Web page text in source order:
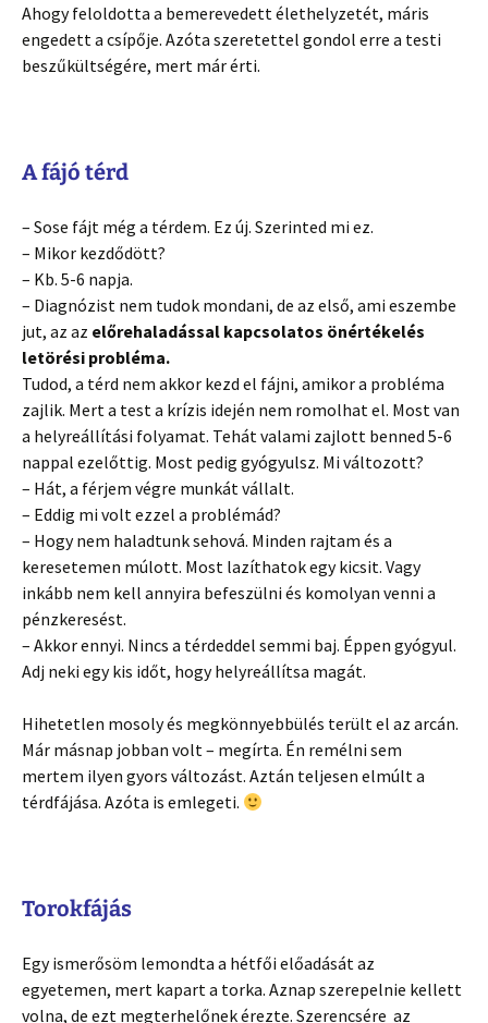
Ahogy feloldotta a bemerevedett élethelyzetét, máris
engedett a csípője. Azóta szeretettel gondol erre a testi
beszűkültségére, mert már érti.
A fájó térd
– Sose fájt még a térdem. Ez új. Szerinted mi ez.
– Mikor kezdődött?
– Kb. 5-6 napja.
– Diagnózist nem tudok mondani, de az első, ami eszembe
jut, az az előrehaladással kapcsolatos önértékelés
letörési probléma.
Tudod, a térd nem akkor kezd el fájni, amikor a probléma
zajlik. Mert a test a krízis idején nem romolhat el. Most van
a helyreállítási folyamat. Tehát valami zajlott benned 5-6
nappal ezelőttig. Most pedig gyógyulsz. Mi változott?
– Hát, a férjem végre munkát vállalt.
– Eddig mi volt ezzel a problémád?
– Hogy nem haladtunk sehová. Minden rajtam és a
keresetemen múlott. Most lazíthatok egy kicsit. Vagy
inkább nem kell annyira befeszülni és komolyan venni a
pénzkeresést.
– Akkor ennyi. Nincs a térdeddel semmi baj. Éppen gyógyul.
Adj neki egy kis időt, hogy helyreállítsa magát.
Hihetetlen mosoly és megkönnyebbülés terült el az arcán.
Már másnap jobban volt – megírta. Én remélni sem
mertem ilyen gyors változást. Aztán teljesen elmúlt a
térdfájása. Azóta is emlegeti.
Torokfájás
Egy ismerősöm lemondta a hétfői előadását az
egyetemen, mert kapart a torka. Aznap szerepelnie kellett
volna, de ezt megterhelőnek érezte. Szerencsére az